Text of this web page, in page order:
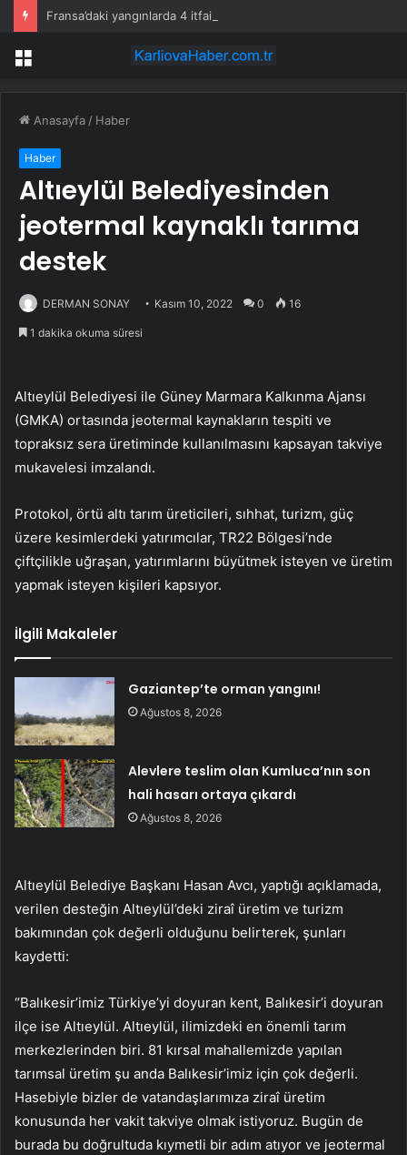
Fransa’daki yangınlarda 4 itfaiye eri hayatını kaybetti
Menü
Anasayfa / Haber
Haber
Altıeylül Belediyesinden
jeotermal kaynaklı tarıma
destek
DERMAN SONAY Kasım 10, 2022 0 16
1 dakika okuma süresi
Altıeylül Belediyesi ile Güney Marmara Kalkınma Ajansı
(GMKA) ortasında jeotermal kaynakların tespiti ve
topraksız sera üretiminde kullanılmasını kapsayan takviye
mukavelesi imzalandı.
Protokol, örtü altı tarım üreticileri, sıhhat, turizm, güç
üzere kesimlerdeki yatırımcılar, TR22 Bölgesi’nde
çiftçilikle uğraşan, yatırımlarını büyütmek isteyen ve üretim
yapmak isteyen kişileri kapsıyor.
İlgili Makaleler
Gaziantep’te orman yangını!
Ağustos 8, 2026
Alevlere teslim olan Kumluca’nın son
hali hasarı ortaya çıkardı
Ağustos 8, 2026
Altıeylül Belediye Başkanı Hasan Avcı, yaptığı açıklamada,
verilen desteğin Altıeylül’deki ziraî üretim ve turizm
bakımından çok değerli olduğunu belirterek, şunları
kaydetti:
“Balıkesir’imiz Türkiye’yi doyuran kent, Balıkesir’i doyuran
ilçe ise Altıeylül. Altıeylül, ilimizdeki en önemli tarım
merkezlerinden biri. 81 kırsal mahallemizde yapılan
tarımsal üretim şu anda Balıkesir’imiz için çok değerli.
Hasebiyle bizler de vatandaşlarımıza ziraî üretim
konusunda her vakit takviye olmak istiyoruz. Bugün de
burada bu doğrultuda kıymetli bir adım atıyor ve jeotermal